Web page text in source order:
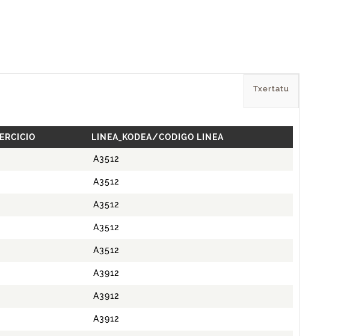
Txertatu
LINEA_KODEA/CODIGO LINEA
A3512
A3512
A3512
A3512
A3512
A3912
A3912
A3912